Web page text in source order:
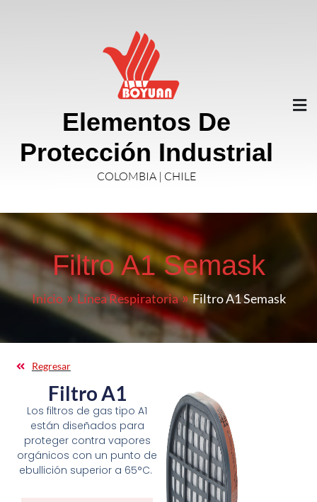
Elementos De
Protección Industrial
COLOMBIA | CHILE
Filtro A1 Semask
Inicio Línea Respiratoria Filtro A1 Semask
Filtro A1
Los filtros de gas tipo A1
están diseñados para
proteger contra vapores
orgánicos con un punto de
ebullición superior a 65°C.
Regresar